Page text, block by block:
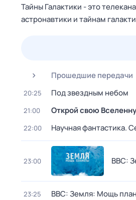
Тайны Галактики - это
астронавтики и тайнам
Прошедшие передачи
20:25 Под звездным небом
21:00 Открой свою
22:00 Научная фантастика.
23:00 BBC:
23:25 BBC: Земля: Мощь